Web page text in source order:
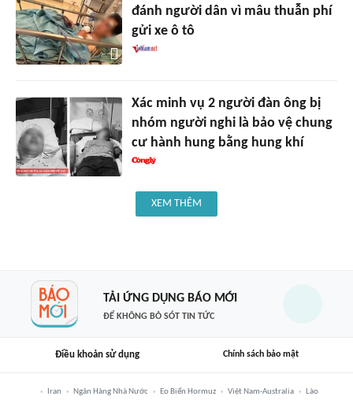
đánh người dân vì mâu thuẫn phí
gửi xe ô tô
Xác minh vụ 2 người đàn ông bị
nhóm người nghi là bảo vệ chung
cư hành hung bằng hung khí
XEM THÊM
TẢI ỨNG DỤNG BÁO MỚI
ĐỂ KHÔNG BỎ SÓT TIN TỨC
Điều khoản sử dụng Chính sách bảo mật
Iran Ngân Hàng Nhà Nước Eo Biển Hormuz Việt Nam-Australia Lào